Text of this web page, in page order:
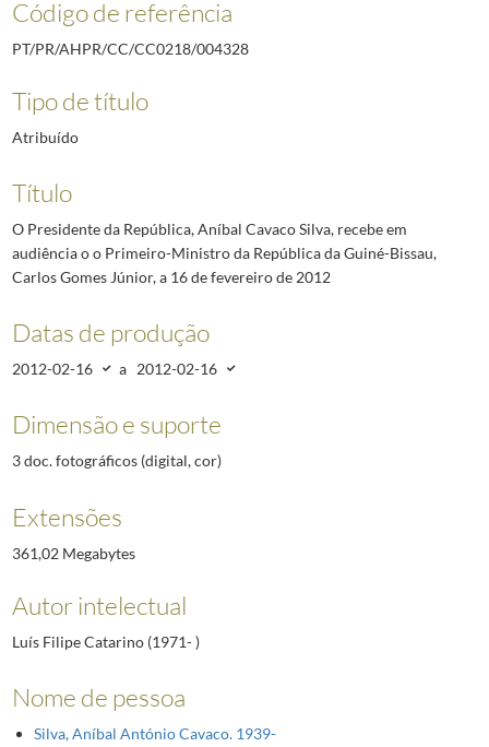
Código de referência
PT/PR/AHPR/CC/CC0218/004328
Tipo de título
Atribuído
Título
O Presidente da República, Aníbal Cavaco Silva, recebe em
audiência o o Primeiro-Ministro da República da Guiné-Bissau,
Carlos Gomes Júnior, a 16 de fevereiro de 2012
Datas de produção
2012-02-16 a 2012-02-16
Dimensão e suporte
3 doc. fotográficos (digital, cor)
Extensões
361,02 Megabytes
Autor intelectual
Luís Filipe Catarino (1971- )
Nome de pessoa
Silva, Aníbal António Cavaco. 1939-